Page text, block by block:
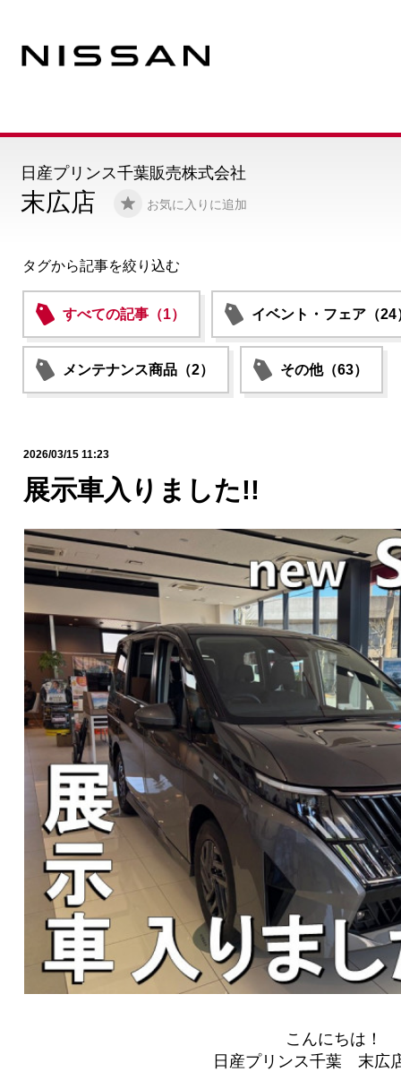
末広店 お気に入りに追加
日産プリンス千葉販売株式会社
タグから記事を絞り込む
すべての記事（1） イベント・フェア（24
メンテナンス商品（2） その他（63）
2026/03/15 11:23
展示車入りました!!
こんにちは！
日産プリンス千葉 末広